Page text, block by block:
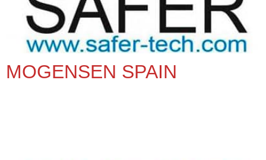
MOGENSEN SPAIN